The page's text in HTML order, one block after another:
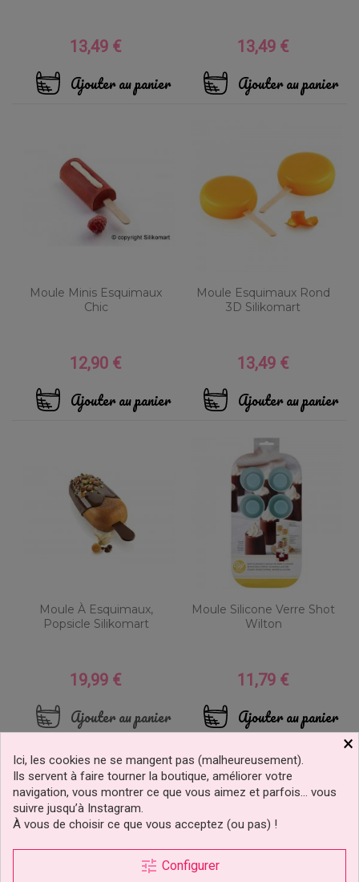
Prix
13,49 €
Ajouter au panier
Prix
13,49 €
Ajouter au panier
Moule Minis Esquimaux
Chic
Prix
12,90 €
Ajouter au panier
Moule Esquimaux Rond
3D Silikomart
Prix
13,49 €
Ajouter au panier
Moule À Esquimaux,
Popsicle Silikomart
Prix
19,99 €
Ajouter au panier
Moule Silicone Verre Shot
Wilton
Prix
11,79 €
Ajouter au panier
×
Ici, les cookies ne se mangent pas (malheureusement).
Ils servent à faire tourner la boutique, améliorer votre
navigation, vous montrer ce que vous aimez et parfois… vous
suivre jusqu’à Instagram.
À vous de choisir ce que vous acceptez (ou pas) !
tune Configurer